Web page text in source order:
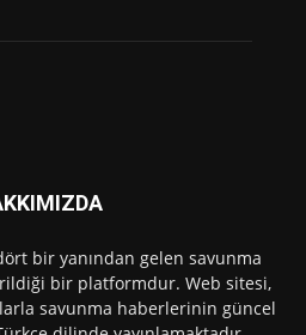
bir yanından gelen savunma
bir platformdur. Web sitesi,
savunma haberlerinin güncel